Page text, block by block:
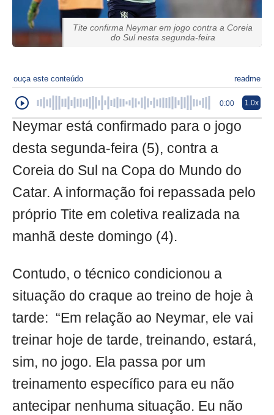
Tite confirma Neymar em jogo contra a Coreia
do Sul nesta segunda-feira
ouça este conteúdo readme
0:00 1.0x
Neymar está confirmado para o jogo
desta segunda-feira (5), contra a
Coreia do Sul na Copa do Mundo do
Catar. A informação foi repassada pelo
próprio Tite em coletiva realizada na
manhã deste domingo (4).
Contudo, o técnico condicionou a
situação do craque ao treino de hoje à
tarde: “Em relação ao Neymar, ele vai
treinar hoje de tarde, treinando, estará,
sim, no jogo. Ela passa por um
treinamento específico para eu não
antecipar nenhuma situação. Eu não